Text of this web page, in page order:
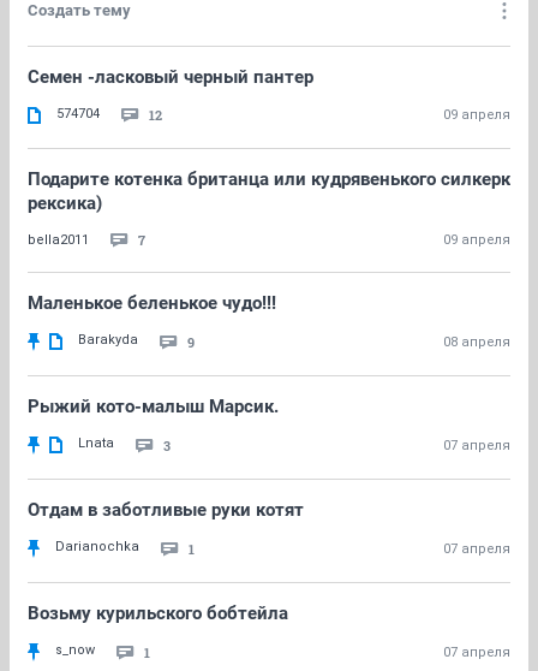
Создать тему
Семен -ласковый черный пантер
574704 12 09 апреля
Подарите котенка британца или кудрявенького силкерк
рексика)
bella2011 7 09 апреля
Маленькое беленькое чудо!!!
Barakyda 9 08 апреля
Рыжий кото-малыш Марсик.
Lnata 3 07 апреля
Отдам в заботливые руки котят
Darianochka 1 07 апреля
Возьму курильского бобтейла
s_now 1 07 апреля